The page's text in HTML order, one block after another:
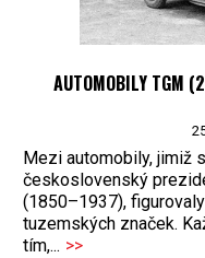
AUTOMOBILY TGM
Mezi automobily, jimiž
československý
(1850–1937),
tuzemských značek.
tím,... >>